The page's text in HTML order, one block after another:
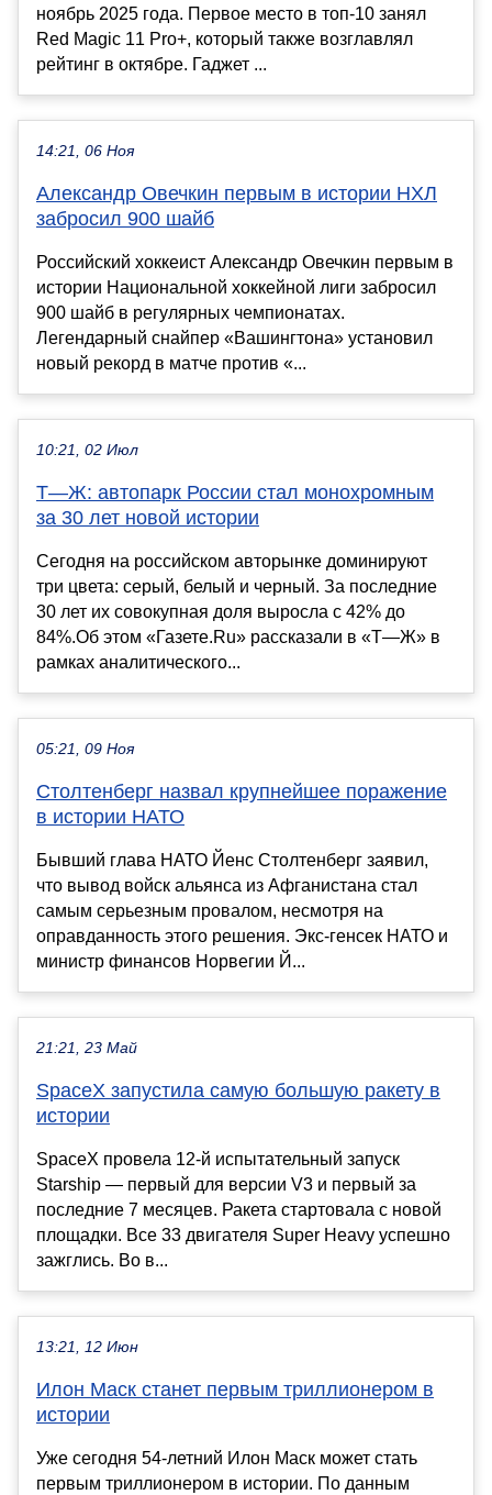
ноябрь 2025 года. Первое место в топ-10 занял
Red Magic 11 Pro+, который также возглавлял
рейтинг в октябре. Гаджет ...
14:21, 06 Ноя
Александр Овечкин первым в истории НХЛ
забросил 900 шайб
Российский хоккеист Александр Овечкин первым в
истории Национальной хоккейной лиги забросил
900 шайб в регулярных чемпионатах.
Легендарный снайпер «Вашингтона» установил
новый рекорд в матче против «...
10:21, 02 Июл
Т—Ж: автопарк России стал монохромным
за 30 лет новой истории
Сегодня на российском авторынке доминируют
три цвета: серый, белый и черный. За последние
30 лет их совокупная доля выросла с 42% до
84%.Об этом «Газете.Ru» рассказали в «Т—Ж» в
рамках аналитического...
05:21, 09 Ноя
Столтенберг назвал крупнейшее поражение
в истории НАТО
Бывший глава НАТО Йенс Столтенберг заявил,
что вывод войск альянса из Афганистана стал
самым серьезным провалом, несмотря на
оправданность этого решения. Экс-генсек НАТО и
министр финансов Норвегии Й...
21:21, 23 Май
SpaceX запустила самую большую ракету в
истории
SpaceX провела 12-й испытательный запуск
Starship — первый для версии V3 и первый за
последние 7 месяцев. Ракета стартовала с новой
площадки. Все 33 двигателя Super Heavy успешно
зажглись. Во в...
13:21, 12 Июн
Илон Маск станет первым триллионером в
истории
Уже сегодня 54-летний Илон Маск может стать
первым триллионером в истории. По данным